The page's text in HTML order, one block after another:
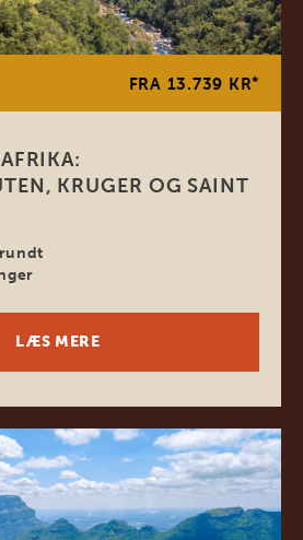
FRA 13.739 KR*
KRUGER OG SAINT
LÆS MERE